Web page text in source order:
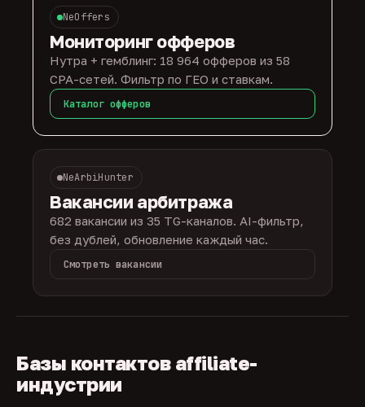
NeOffers
Мониторинг офферов
Нутра + гемблинг: 18 964 офферов из 58
CPA-сетей. Фильтр по ГЕО и ставкам.
Каталог офферов
NeArbiHunter
Вакансии арбитража
682 вакансии из 35 TG-каналов. AI-фильтр,
без дублей, обновление каждый час.
Смотреть вакансии
Базы контактов affiliate-
индустрии